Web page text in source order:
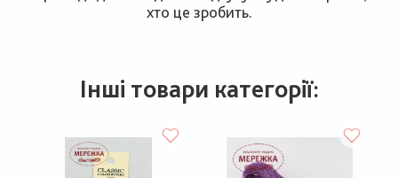
хто це зробить.
Інші товари категорії: